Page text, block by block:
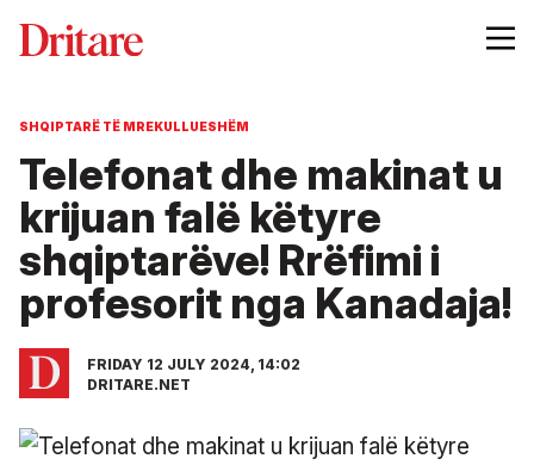
SHQIPTARË TË MREKULLUESHËM
Telefonat dhe makinat u
krijuan falë këtyre
shqiptarëve! Rrëfimi i
profesorit nga Kanadaja!
FRIDAY 12 JULY 2024, 14:02
DRITARE.NET